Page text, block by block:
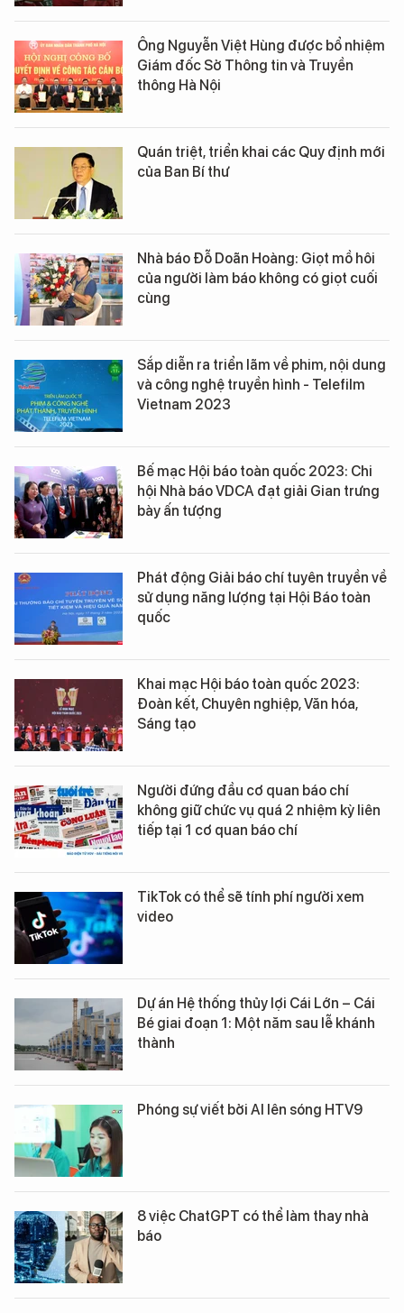
Ông Nguyễn Việt Hùng được bổ nhiệm
Giám đốc Sở Thông tin và Truyền
thông Hà Nội
Quán triệt, triển khai các Quy định mới
của Ban Bí thư
Nhà báo Đỗ Doãn Hoàng: Giọt mồ hôi
của người làm báo không có giọt cuối
cùng
Sắp diễn ra triển lãm về phim, nội dung
và công nghệ truyền hình - Telefilm
Vietnam 2023
Bế mạc Hội báo toàn quốc 2023: Chi
hội Nhà báo VDCA đạt giải Gian trưng
bày ấn tượng
Phát động Giải báo chí tuyên truyền về
sử dụng năng lượng tại Hội Báo toàn
quốc
Khai mạc Hội báo toàn quốc 2023:
Đoàn kết, Chuyên nghiệp, Văn hóa,
Sáng tạo
Người đứng đầu cơ quan báo chí
không giữ chức vụ quá 2 nhiệm kỳ liên
tiếp tại 1 cơ quan báo chí
TikTok có thể sẽ tính phí người xem
video
Dự án Hệ thống thủy lợi Cái Lớn – Cái
Bé giai đoạn 1: Một năm sau lễ khánh
thành
Phóng sự viết bởi AI lên sóng HTV9
8 việc ChatGPT có thể làm thay nhà
báo